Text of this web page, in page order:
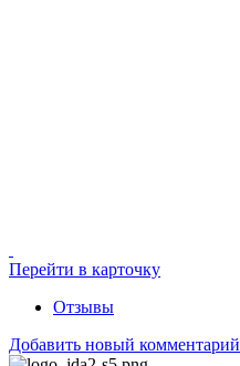
Перейти в карточку
Отзывы
Добавить новый комментарий